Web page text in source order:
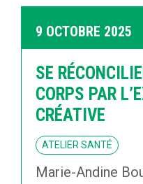
9 OCTOBRE 2025
SE
CORPS PAR
CRÉATIVE
ATELIER SANTÉ
Marie-Andine